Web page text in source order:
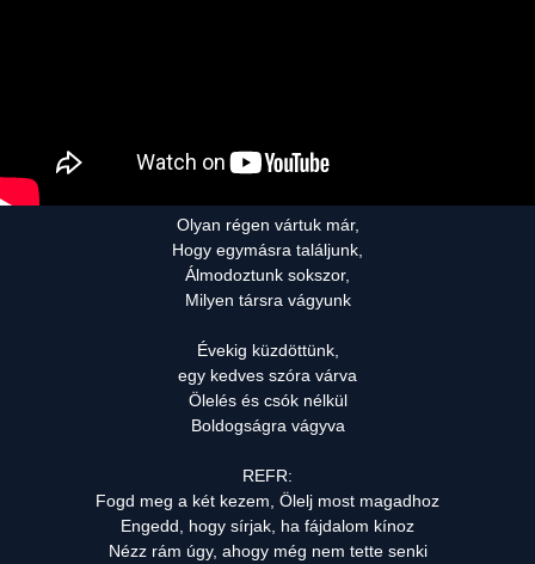
Olyan régen vártuk már,
Hogy egymásra találjunk,
Álmodoztunk sokszor,
Milyen társra vágyunk
Évekig küzdöttünk,
egy kedves szóra várva
Ölelés és csók nélkül
Boldogságra vágyva
REFR:
Fogd meg a két kezem, Ölelj most magadhoz
Engedd, hogy sírjak, ha fájdalom kínoz
Nézz rám úgy, ahogy még nem tette senki